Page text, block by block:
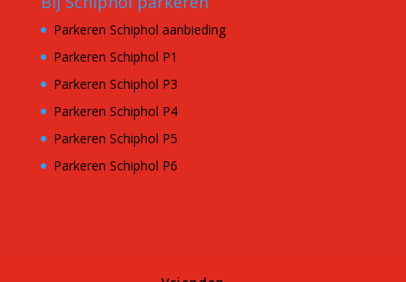
Parkeren Schiphol aanbieding
Parkeren Schiphol P1
Parkeren Schiphol P3
Parkeren Schiphol P4
Parkeren Schiphol P5
Parkeren Schiphol P6